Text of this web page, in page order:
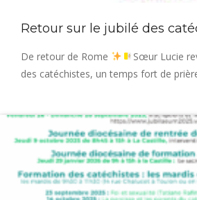
Retour sur le jubilé des
De retour de Rome
Sœur Lucie
des catéchistes, un temps fort de